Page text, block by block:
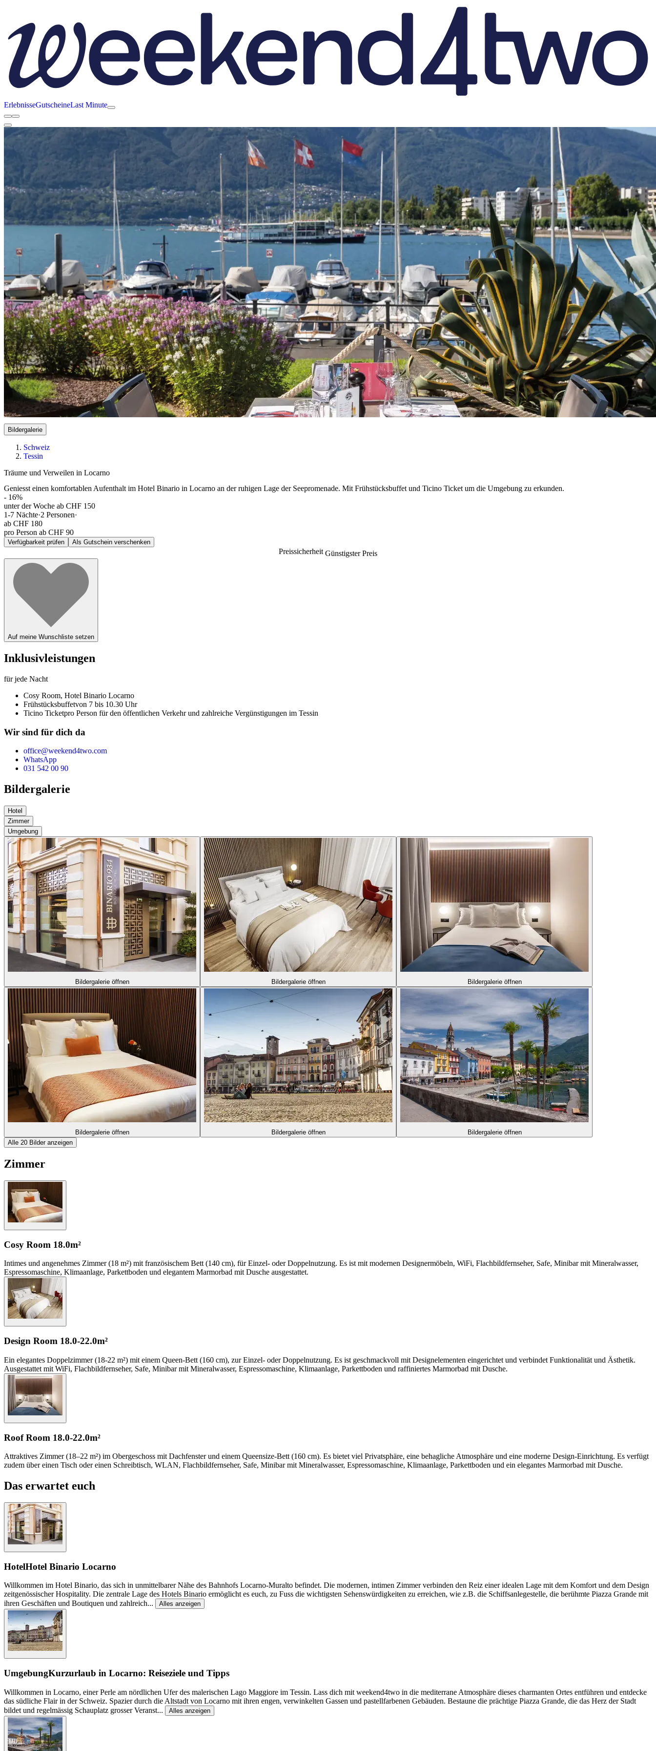
ErlebnisseGutscheineLast Minute
Bildergalerie
Schweiz
Tessin
Träume und Verweilen in Locarno
Geniesst einen komfortablen Aufenthalt im Hotel Binario in Locarno an der ruhigen Lage der Seepromenade. Mit Frühstücksbuffet und Ticino Ticket um die Umgebung zu erkunden.
- 16%
unter der Woche ab CHF 150
1-7 Nächte·2 Personen·
ab CHF 180
pro Person ab CHF 90
Verfügbarkeit prüfen Als Gutschein verschenken
Preissicherheit Günstigster Preis
Auf meine Wunschliste setzen
Inklusivleistungen
für jede Nacht
Cosy Room, Hotel Binario Locarno
Frühstücksbuffetvon 7 bis 10.30 Uhr
Ticino Ticketpro Person für den öffentlichen Verkehr und zahlreiche Vergünstigungen im Tessin
Wir sind für dich da
office@weekend4two.com
WhatsApp
031 542 00 90
Bildergalerie
Hotel
Zimmer
Umgebung
Bildergalerie öffnen Bildergalerie öffnen Bildergalerie öffnen
Bildergalerie öffnen Bildergalerie öffnen
Bildergalerie öffnen
Alle 20 Bilder anzeigen
Zimmer
Cosy Room 18.0m²
Intimes und angenehmes Zimmer (18 m²) mit französischem Bett (140 cm), für Einzel- oder Doppelnutzung. Es ist mit modernen Designermöbeln, WiFi, Flachbildfernseher, Safe, Minibar mit Mineralwasser,
Espressomaschine, Klimaanlage, Parkettboden und elegantem Marmorbad mit Dusche ausgestattet.
Design Room 18.0-22.0m²
Ein elegantes Doppelzimmer (18-22 m²) mit einem Queen-Bett (160 cm), zur Einzel- oder Doppelnutzung. Es ist geschmackvoll mit Designelementen eingerichtet und verbindet Funktionalität und Ästhetik.
Ausgestattet mit WiFi, Flachbildfernseher, Safe, Minibar mit Mineralwasser, Espressomaschine, Klimaanlage, Parkettboden und raffiniertes Marmorbad mit Dusche.
Roof Room 18.0-22.0m²
Attraktives Zimmer (18–22 m²) im Obergeschoss mit Dachfenster und einem Queensize-Bett (160 cm). Es bietet viel Privatsphäre, eine behagliche Atmosphäre und eine moderne Design-Einrichtung. Es verfügt
zudem über einen Tisch oder einen Schreibtisch, WLAN, Flachbildfernseher, Safe, Minibar mit Mineralwasser, Espressomaschine, Klimaanlage, Parkettboden und ein elegantes Marmorbad mit Dusche.
Das erwartet euch
HotelHotel Binario Locarno
Willkommen im Hotel Binario, das sich in unmittelbarer Nähe des Bahnhofs Locarno-Muralto befindet. Die modernen, intimen Zimmer verbinden den Reiz einer idealen Lage mit dem Komfort und dem Design
zeitgenössischer Hospitality. Die zentrale Lage des Hotels Binario ermöglicht es euch, zu Fuss die wichtigsten Sehenswürdigkeiten zu erreichen, wie z.B. die Schiffsanlegestelle, die berühmte Piazza Grande mit
ihren Geschäften und Boutiquen und zahlreich... Alles anzeigen
UmgebungKurzurlaub in Locarno: Reiseziele und Tipps
Willkommen in Locarno, einer Perle am nördlichen Ufer des malerischen Lago Maggiore im Tessin. Lass dich mit weekend4two in die mediterrane Atmosphäre dieses charmanten Ortes entführen und entdecke
das südliche Flair in der Schweiz. Spazier durch die Altstadt von Locarno mit ihren engen, verwinkelten Gassen und pastellfarbenen Gebäuden. Bestaune die prächtige Piazza Grande, die das Herz der Stadt
bildet und regelmässig Schauplatz grosser Veranst... Alles anzeigen